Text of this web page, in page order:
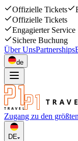
Offizielle Tickets
Offizielle Tickets
Engagierter Service
Sichere Buchung
Über UnsPartnerships
de
Zugang zu den größten
DE